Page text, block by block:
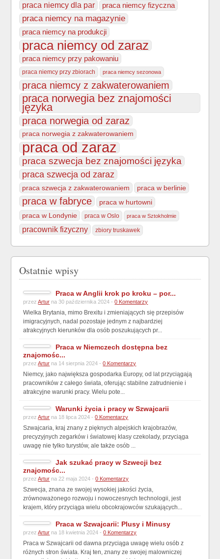
praca niemcy dla par praca niemcy fizyczna
praca niemcy na magazynie
praca niemcy na produkcji
praca niemcy od zaraz
praca niemcy przy pakowaniu
praca niemcy przy zbiorach praca niemcy sezonowa
praca niemcy z zakwaterowaniem
praca norwegia bez znajomości
języka
praca norwegia od zaraz
praca norwegia z zakwaterowaniem
praca od zaraz
praca szwecja bez znajomości języka
praca szwecja od zaraz
praca szwecja z zakwaterowaniem praca w berlinie
praca w fabryce
praca w hurtowni
praca w Londynie
praca w Oslo praca w Sztokholmie
pracownik fizyczny zbiory truskawek
Ostatnie wpisy
Praca w Anglii krok po kroku – por...
przezArtur na 30 października 2024 -0 Komentarzy
Wielka Brytania, mimo Brexitu i zmieniających się przepisów
imigracyjnych, nadal pozostaje jednym z najbardziej
atrakcyjnych kierunków dla osób poszukujących pr...
Praca w Niemczech dostępna bez
znajomośc...
przezArtur na 14 sierpnia 2024 -0 Komentarzy
Niemcy, jako największa gospodarka Europy, od lat przyciągają
pracowników z całego świata, oferując stabilne zatrudnienie i
atrakcyjne warunki pracy. Wielu pote...
Warunki życia i pracy w Szwajcarii
przezArtur na 18 lipca 2024 -0 Komentarzy
Szwajcaria, kraj znany z pięknych alpejskich krajobrazów,
precyzyjnych zegarków i światowej klasy czekolady, przyciąga
uwagę nie tylko turystów, ale także osób ...
Jak szukać pracy w Szwecji bez
znajomośc...
przezArtur na 22 maja 2024 -0 Komentarzy
Szwecja, znana ze swojej wysokiej jakości życia,
zrównoważonego rozwoju i nowoczesnych technologii, jest
krajem, który przyciąga wielu obcokrajowców szukających...
Praca w Szwajcarii: Plusy i Minusy
przezArtur na 18 kwietnia 2024 -0 Komentarzy
Praca w Szwajcarii od dawna przyciąga uwagę wielu osób z
różnych stron świata. Kraj ten, znany ze swojej malowniczej